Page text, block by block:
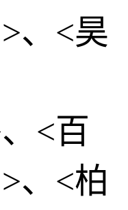
、<昊
<百
、<柏